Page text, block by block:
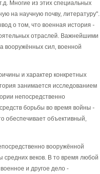
Многие из этих специальных
на научную почву, литературу".
о том, что военная история -
отраслей. Важнейшими
вооружённых сил, военной
и характер конкретных
занимается исследованием
непосредственно
борьбы во время войны -
обеспечивает объективный,
вооружённой
средних веков. В то время любой
и другое дело -